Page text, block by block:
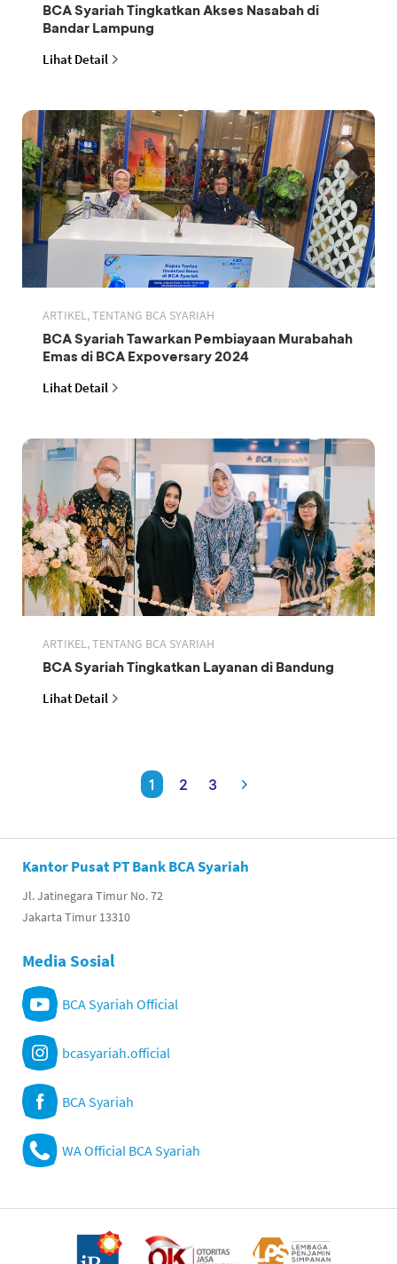
BCA Syariah Tingkatkan Akses Nasabah di
Bandar Lampung
Lihat Detail
ARTIKEL, TENTANG BCA SYARIAH
BCA Syariah Tawarkan Pembiayaan Murabahah
Emas di BCA Expoversary 2024
Lihat Detail
ARTIKEL, TENTANG BCA SYARIAH
BCA Syariah Tingkatkan Layanan di Bandung
Lihat Detail
1 2 3
Kantor Pusat PT Bank BCA Syariah
Jl. Jatinegara Timur No. 72
Jakarta Timur 13310
Media Sosial
BCA Syariah Official
bcasyariah.official
BCA Syariah
WA Official BCA Syariah